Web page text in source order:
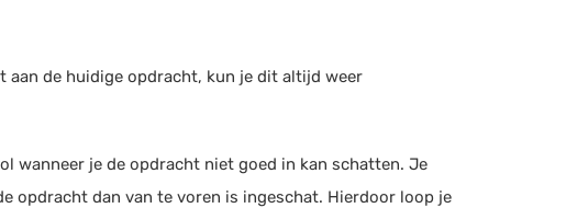
aan de huidige opdracht, kun je dit altijd weer
wanneer je de opdracht niet goed in kan schatten. Je
opdracht dan van te voren is ingeschat. Hierdoor loop je